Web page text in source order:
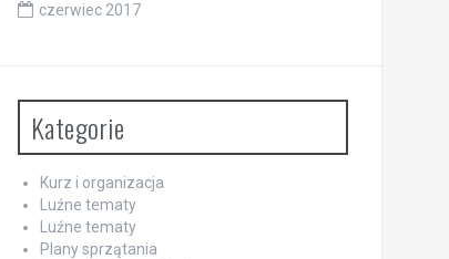
czerwiec 2017
Kategorie
Kurz i organizacja
Luźne tematy
Luźne tematy
Plany sprzątania